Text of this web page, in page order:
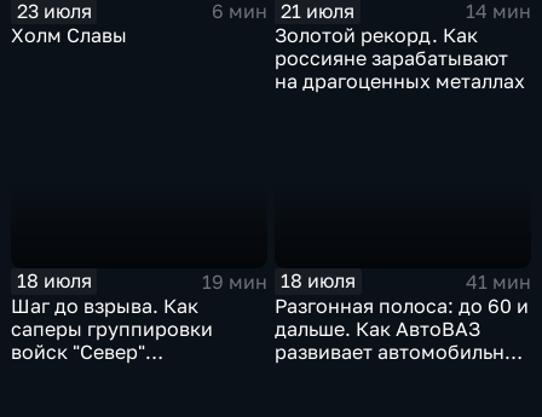
23 июля
6 мин
Холм Славы
21 июля
14 мин
Золотой рекорд. Как
россияне зарабатывают
на драгоценных металлах
18 июля
19 мин
Шаг до взрыва. Как
саперы группировки
войск "Север"
18 июля
41 мин
Разгонная полоса: до 60 и
дальше. Как АвтоВАЗ
развивает автомобильную